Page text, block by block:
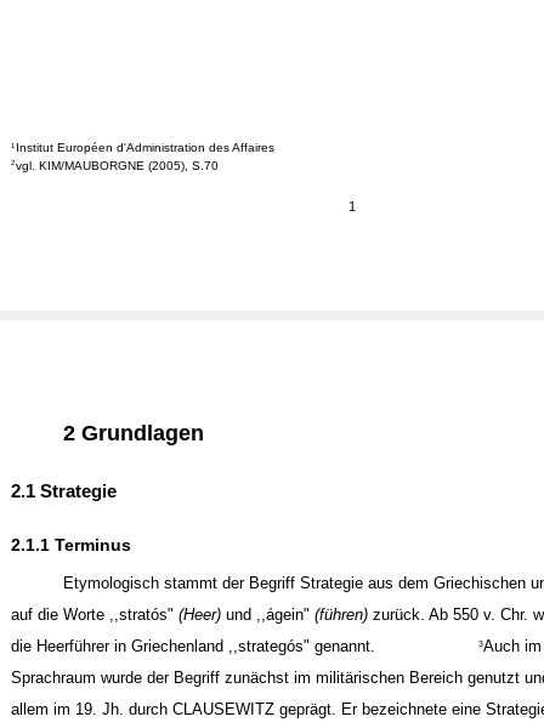
1 Institut Européen d'Administration des Affaires
2 vgl. KIM/MAUBORGNE (2005), S.70
1
2 Grundlagen
2.1 Strategie
2.1.1 Terminus
Etymologisch stammt der Begriff Strategie aus dem Griechischen
auf die Worte ,,stratós" (Heer)und ,,ágein" (führen) zurück. Ab 550 v. Chr.
die Heerführer in Griechenland ,,strategós" genannt.
3Auch
Sprachraum wurde der Begriff zunächst im militärischen Bereich genutzt
allem im 19. Jh. durch CLAUSEWITZ geprägt. Er bezeichnete eine